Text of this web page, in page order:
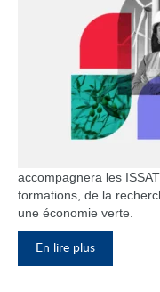
accompagnera les
formations, de la
une économie verte.
En lire plus